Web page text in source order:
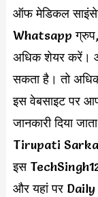
ऑफ मेडिकल
Whatsapp
अधिक शेयर करें।
सकता है। तो
इस वेबसाइट पर
जानकारी दिया
Tirupati Sarkari
इस
और यहां पर